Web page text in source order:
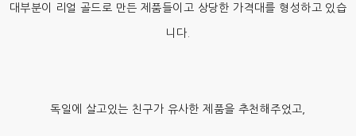
대부분이 리얼 골드로 만든 제품들이고 상당한 가격대를 형성하고 있습
니다.
독일에 살고있는 친구가 유사한 제품을 추천해주었고,